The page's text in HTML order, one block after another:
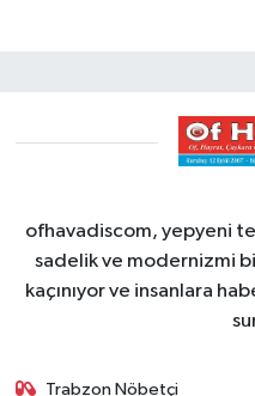
ofhavadiscom, yepyeni
sadelik ve modernizmi
kaçınıyor ve insanlara
Trabzon Nöbetçi